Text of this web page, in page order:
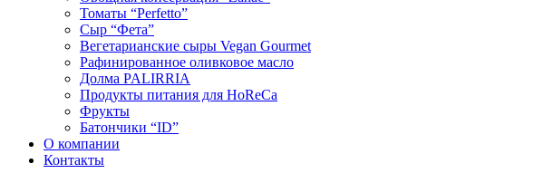
Томаты “Perfetto”
Сыр “Фета”
Вегетарианские сыры Vegan Gourmet
Рафинированное оливковое масло
Долма PALIRRIA
Продукты питания для HoReCa
Фрукты
Батончики “ID”
О компании
Контакты